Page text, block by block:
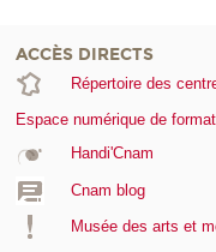
ACCÈS DIRECTS
Répertoire des
Espace numérique de
Handi'Cnam
Cnam blog
Musée des arts et